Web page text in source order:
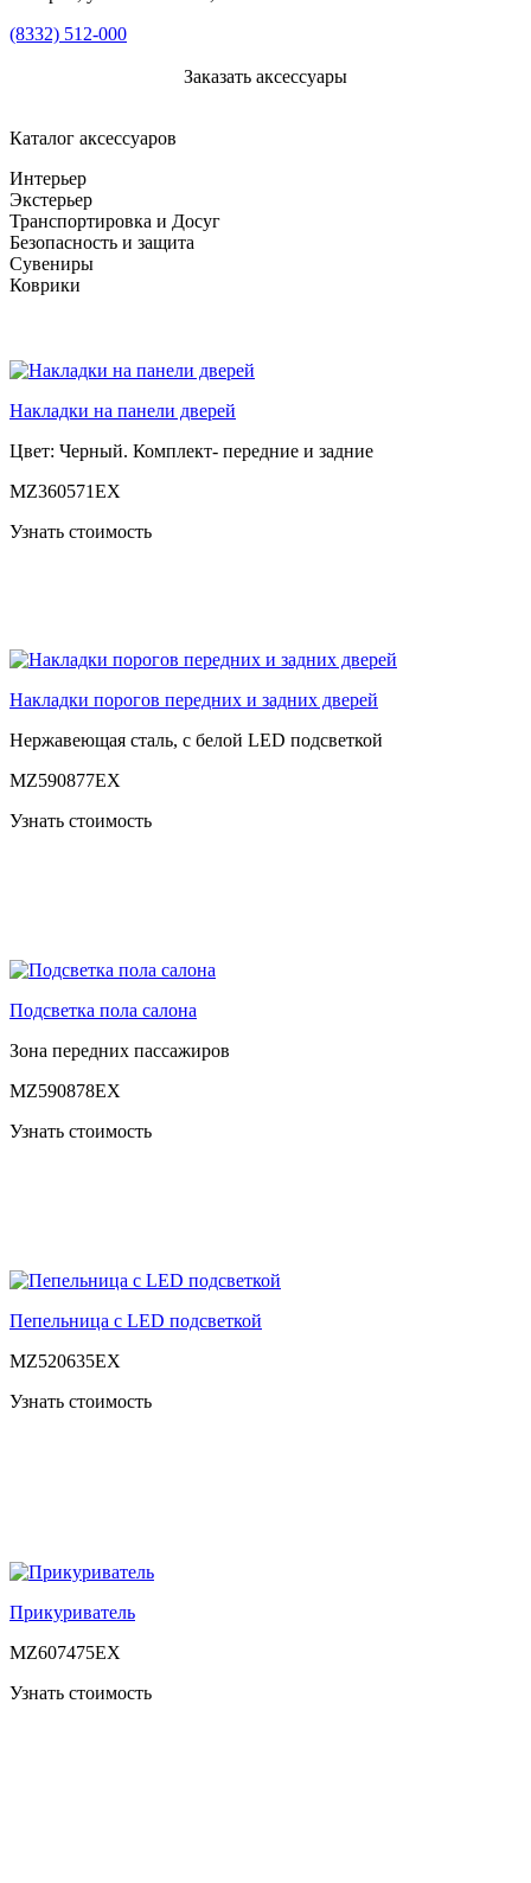
(8332) 512-000
Заказать аксессуары
Каталог аксессуаров
Интерьер
Экстерьер
Транспортировка и Досуг
Безопасность и защита
Сувениры
Коврики
Накладки на панели дверей
Цвет: Черный. Комплект- передние и задние
MZ360571EX
Узнать стоимость
Накладки порогов передних и задних дверей
Нержавеющая сталь, с белой LED подсветкой
MZ590877EX
Узнать стоимость
Подсветка пола салона
Зона передних пассажиров
MZ590878EX
Узнать стоимость
Пепельница с LED подсветкой
MZ520635EX
Узнать стоимость
Прикуриватель
MZ607475EX
Узнать стоимость